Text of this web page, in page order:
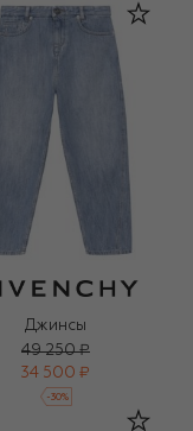
Джинсы
49 250 ₽
34 500 ₽
-30%